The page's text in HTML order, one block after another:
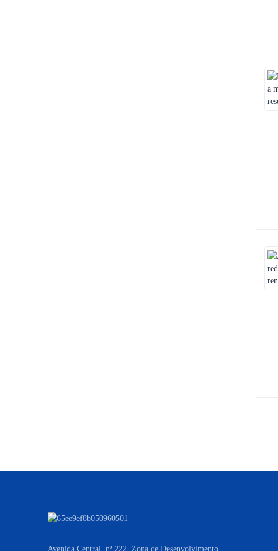
Avenida Central, nº 222, Zona de Desenvolvimento